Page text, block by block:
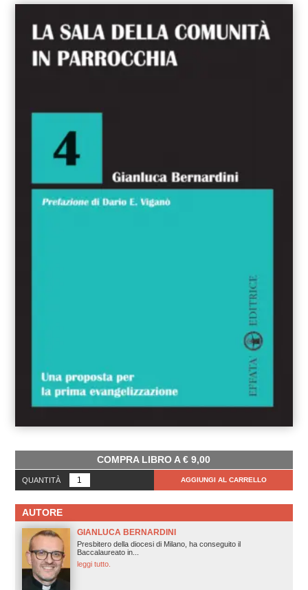
COMPRA LIBRO A€ 9,00
QUANTITÀ AGGIUNGI AL CARRELLO
AUTORE
GIANLUCA BERNARDINI
Presbitero della diocesi di Milano, ha conseguito il
Baccalaureato in...
leggi tutto.